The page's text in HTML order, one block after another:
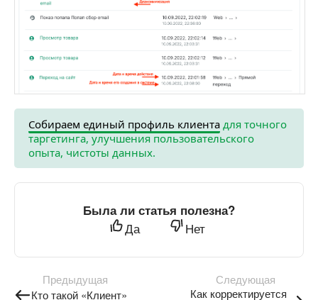
Собираем единый профиль клиента для точного
таргетинга, улучшения пользовательского
опыта, чистоты данных.
Была ли статья полезна?
Да Нет
Предыдущая
Кто такой «Клиент»
Следующая
Как корректируется